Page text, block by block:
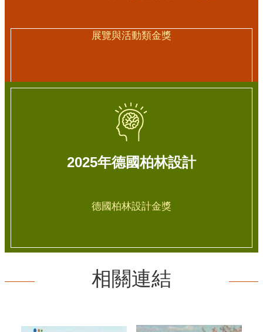
展覽與活動類金獎
2025年德國柏林設計
德國柏林設計金獎
相關連結